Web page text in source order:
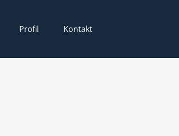
Profil Kontakt